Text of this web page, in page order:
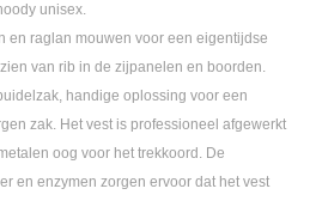
unisex.
en raglan mouwen voor een eigentijdse
van rib in de zijpanelen en boorden.
handige oplossing voor een
zak. Het vest is professioneel afgewerkt
oog voor het trekkoord. De
en enzymen zorgen ervoor dat het vest